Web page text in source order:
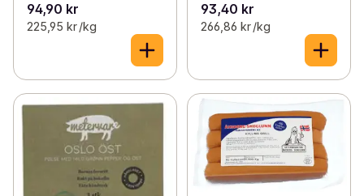
94,90 kr
225,95 kr /kg
93,40 kr
266,86 kr /kg